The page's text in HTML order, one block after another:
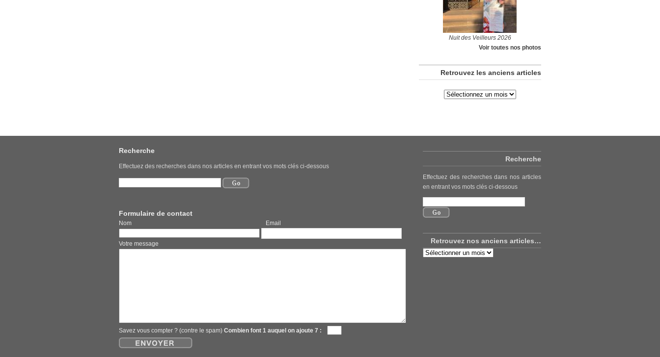
Nuit des Veilleurs 2026
Voir toutes nos photos
Retrouvez les anciens articles
Recherche
Effectuez des recherches dans nos articles en entrant vos mots clés ci-dessous
Formulaire de contact
Nom Email
Votre message
Savez vous compter ? (contre le spam) Combien font 1 auquel on ajoute 7 :
Recherche
Effectuez des recherches dans nos articles
en entrant vos mots clés ci-dessous
Retrouvez nos anciens articles…
Retrouvez